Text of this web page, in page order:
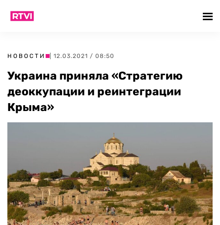
НОВОСТИ | 12.03.2021 / 08:50
Украина приняла «Стратегию
деоккупации и реинтеграции
Крыма»